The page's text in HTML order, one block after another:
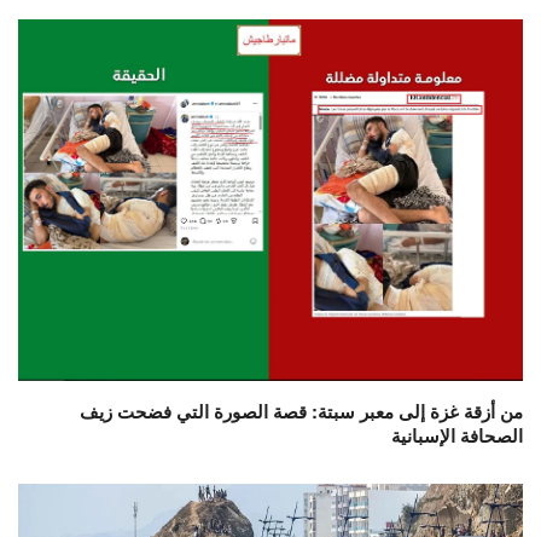
من أزقة غزة إلى معبر سبتة: قصة الصورة التي فضحت زيف
الصحافة الإسبانية